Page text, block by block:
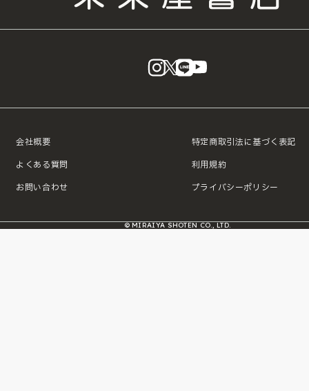
instagram
X LINE
会社概要
よくある質問
お問い合わせ
特定商取引法に基づく表記
利用規約
プライバシーポリシー
© MIRAIYA SHOTEN CO., LTD.